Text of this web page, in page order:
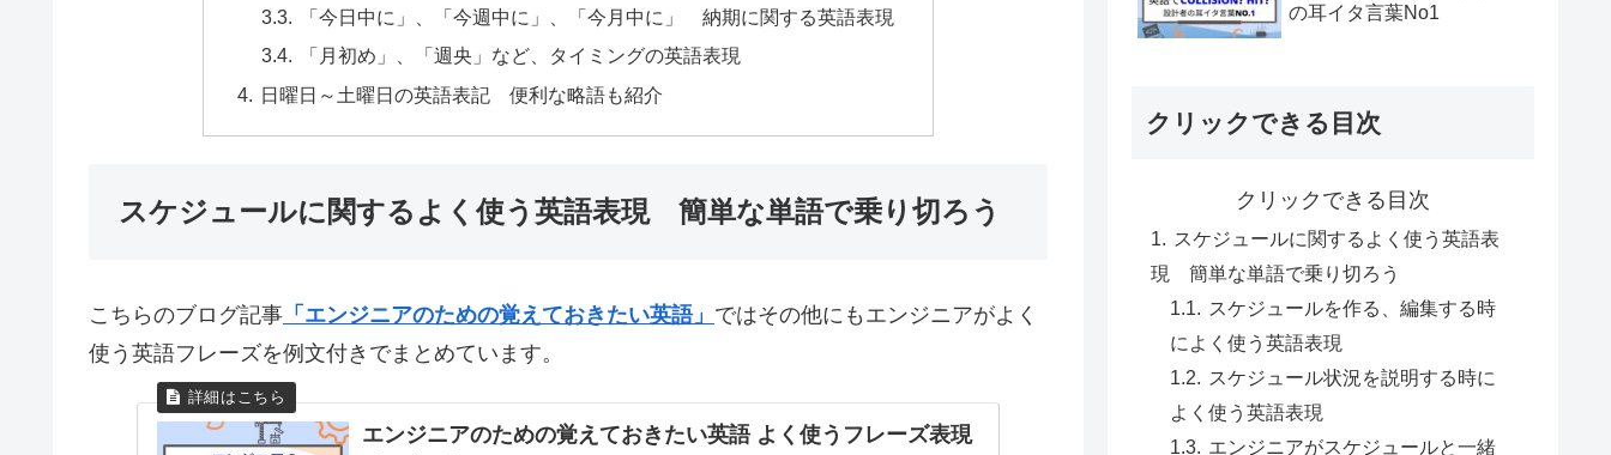
「今日中に」、「今週中に」、「今月中に」 納期に関する英語表現
「月初め」、「週央」など、タイミングの英語表現
日曜日～土曜日の英語表記 便利な略語も紹介
スケジュールに関するよく使う英語表現 簡単な単語で乗り切ろう
こちらのブログ記事 「エンジニアのための覚えておきたい英語」 ではその他にもエンジニアがよく
使う英語フレーズを例文付きでまとめています。
エンジニアのための覚えておきたい英語 よく使うフレーズ表現
の耳イタ言葉No1
クリックできる目次
クリックできる目次
スケジュールに関するよく使う英語表
現 簡単な単語で乗り切ろう
スケジュールを作る、編集する時
によく使う英語表現
スケジュール状況を説明する時に
よく使う英語表現
エンジニアがスケジュールと一緒